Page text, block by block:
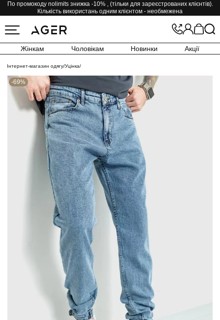
По промокоду nolimits знижка -10% , (тільки для зареєстрованих клієнтів).
Кількість використань одним клієнтом - необмежена
Жінкам Чоловікам Новинки Акції
Інтернет-магазин одягу/Уцінка/
-69%